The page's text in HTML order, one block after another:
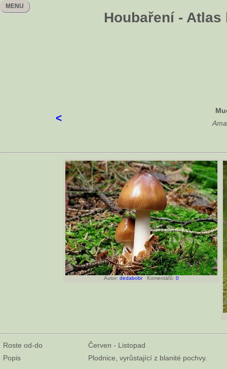
Houbaření -
MENU
<
Autor: dedabobrKomentářů: 0
Roste od-do
Červen - Listopad
Popis
Plodnice, vyrůstající z blanité pochvy.